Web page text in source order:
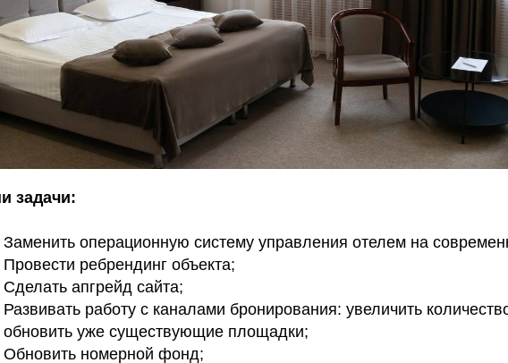
задачи:
Заменить операционную систему управления отелем на
Провести ребрендинг объекта;
Сделать апгрейд сайта;
Развивать работу с каналами бронирования: увеличить
обновить уже существующие площадки;
Обновить номерной фонд;